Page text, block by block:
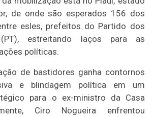
de onde são esperados 156 dos
esles, prefeitos do Partido dos
(PT), estreitando laços para as
políticas.
de bastidores ganha contornos
e blindagem política em um
para o ex-ministro da Casa
Ciro Nogueira enfrentou